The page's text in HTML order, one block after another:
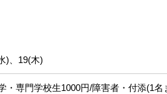
)、19(木)
・専門学校生1000円/障害者・付添(1